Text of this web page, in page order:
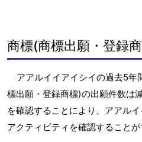
商標(商標出願・登録
アアルイイアイシイの過去5
標出願・登録商標)の出願件数は
を確認することにより、アアル
アクティビティを確認することが